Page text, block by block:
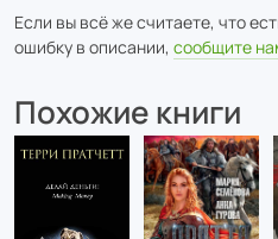
Если вы всё же считаете, что
ошибку в описании, сообщите
Похожие книги